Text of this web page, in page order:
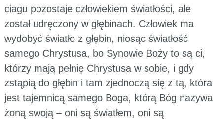
ciagu pozostaje człowiekiem światłości, ale
został udręczony w głębinach. Człowiek ma
wydobyć światło z głębin, niosąc światłość
samego Chrystusa, bo Synowie Boży to są ci,
którzy mają pełnię Chrystusa w sobie, i gdy
zstąpią do głębin i tam zjednoczą się z tą, która
jest tajemnicą samego Boga, którą Bóg nazywa
żoną swoją – oni są światłem, oni są